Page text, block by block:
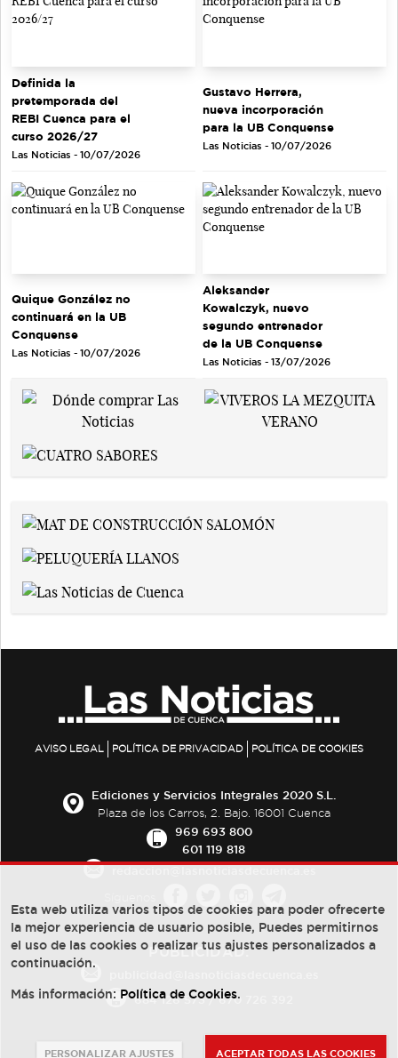
Definida la
pretemporada del
REBI Cuenca para el
curso 2026/27
Las Noticias - 10/07/2026
Gustavo Herrera,
nueva incorporación
para la UB Conquense
Las Noticias - 10/07/2026
Quique González no
continuará en la UB
Conquense
Las Noticias - 10/07/2026
Aleksander
Kowalczyk, nuevo
segundo entrenador
de la UB Conquense
Las Noticias - 13/07/2026
AVISO LEGAL POLÍTICA DE PRIVACIDAD POLÍTICA DE COOKIES
Ediciones y Servicios Integrales 2020 S.L.
Plaza de los Carros, 2. Bajo. 16001 Cuenca
969 693 800
601 119 818
PUBLICIDAD:
684 126 573/670 726 392
Esta web utiliza varios tipos de cookies para poder ofrecerte
la mejor experiencia de usuario posible, Puedes permitirnos
el uso de las cookies o realizar tus ajustes personalizados a
continuación.
Más información: Política de Cookies.
PERSONALIZAR AJUSTES ACEPTAR TODAS LAS COOKIES